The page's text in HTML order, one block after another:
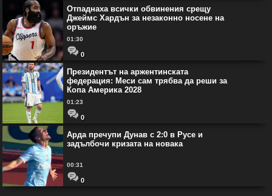
Отпаднаха всички обвинения срещу
Джеймс Хардън за незаконно носене на
оръжие
01:30
0
Президентът на аржентинската
федерация: Меси сам трябва да реши за
Копа Америка 2028
01:23
0
Арда пречупи Дунав с 2:0 в Русе и
задълбочи кризата на новака
00:31
0